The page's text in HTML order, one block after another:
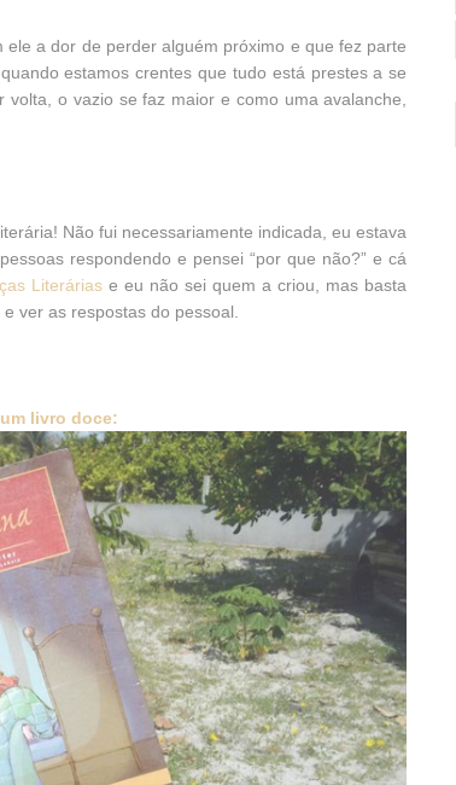
a dor de perder alguém próximo e que fez parte
estamos crentes que tudo está prestes a se
o vazio se faz maior e como uma avalanche,
Não fui necessariamente indicada, eu estava
respondendo e pensei “por que não?” e cá
Literárias e eu não sei quem a criou, mas basta
ver as respostas do pessoal.
livro doce: